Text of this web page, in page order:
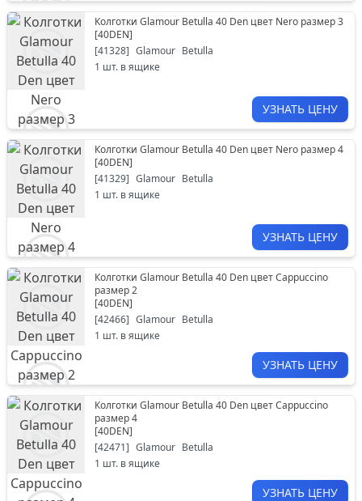
Колготки Glamour Betulla 40 Den цвет Nero размер 3
[40DEN]
[41328] Glamour Betulla
1 шт. в ящике
УЗНАТЬ ЦЕНУ
Колготки Glamour Betulla 40 Den цвет Nero размер 4
[40DEN]
[41329] Glamour Betulla
1 шт. в ящике
УЗНАТЬ ЦЕНУ
Колготки Glamour Betulla 40 Den цвет Cappuccino
размер 2
[40DEN]
[42466] Glamour Betulla
1 шт. в ящике
УЗНАТЬ ЦЕНУ
Колготки Glamour Betulla 40 Den цвет Cappuccino
размер 4
[40DEN]
[42471] Glamour Betulla
1 шт. в ящике
УЗНАТЬ ЦЕНУ